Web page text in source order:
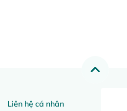
Liên hệ cá nhân